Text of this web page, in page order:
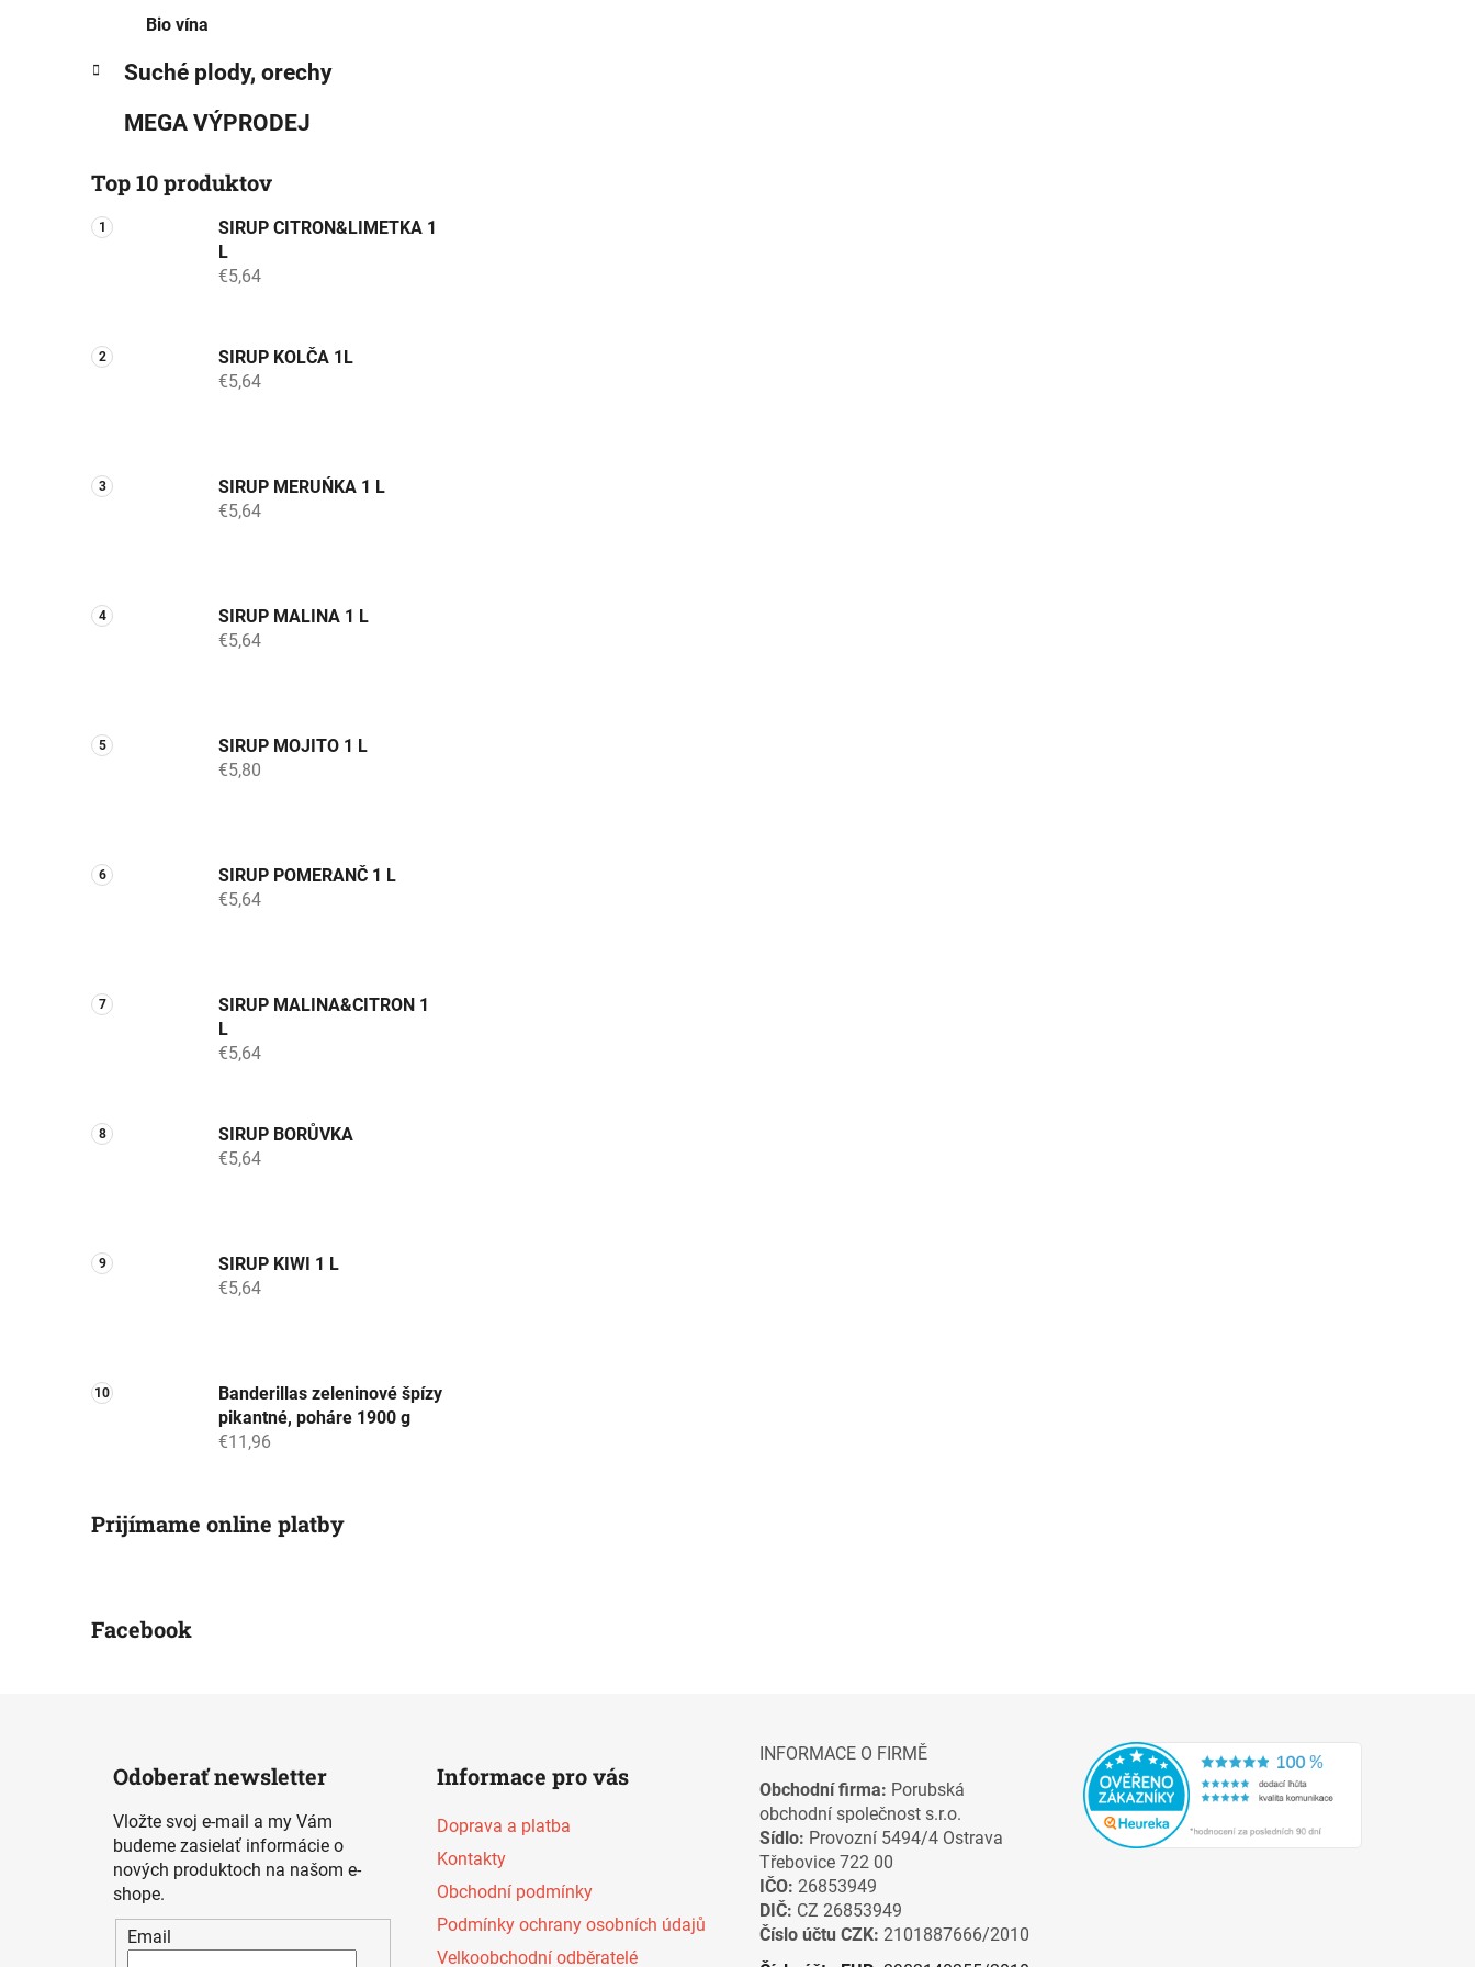
Bio vína
Suché plody, orechy
MEGA VÝPRODEJ
Top 10 produktov
SIRUP CITRON&LIMETKA 1
L
€5,64
SIRUP KOLČA 1L
€5,64
SIRUP MERUŃKA 1 L
€5,64
SIRUP MALINA 1 L
€5,64
SIRUP MOJITO 1 L
€5,80
SIRUP POMERANČ 1 L
€5,64
SIRUP MALINA&CITRON 1
L
€5,64
SIRUP BORŮVKA
€5,64
SIRUP KIWI 1 L
€5,64
Banderillas zeleninové špízy
pikantné, poháre 1900 g
€11,96
Prijímame online platby
Facebook
Odoberať newsletter
Vložte svoj e-mail a my Vám
budeme zasielať informácie o
nových produktoch na našom e-
shope.
Email
Informace pro vás
Doprava a platba
Kontakty
Obchodní podmínky
Podmínky ochrany osobních údajů
Velkoobchodní odběratelé
INFORMACE O FIRMĚ
Obchodní firma: Porubská
obchodní společnost s.r.o.
Sídlo: Provozní 5494/4 Ostrava
Třebovice 722 00
IČO: 26853949
DIČ: CZ 26853949
Číslo účtu CZK: 2101887666/2010